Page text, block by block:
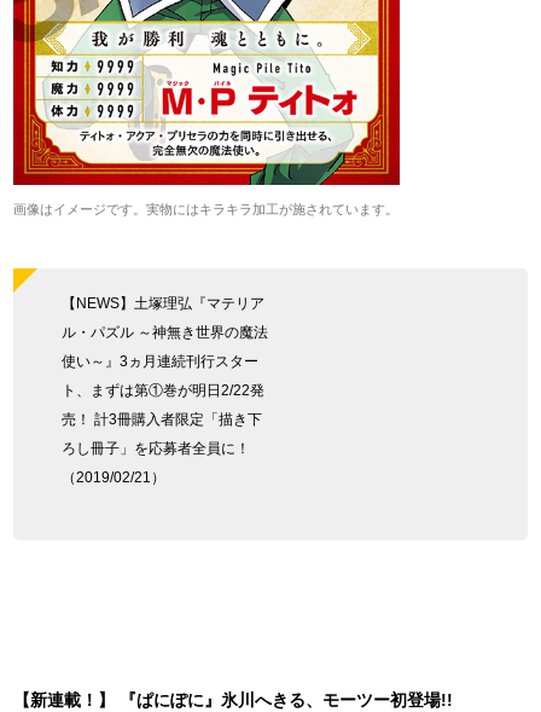
画像はイメージです。実物にはキラキラ加工が施されています。
【NEWS】土塚理弘『マテリア
ル・パズル ～神無き世界の魔法
使い～』3ヵ月連続刊行スター
ト、まずは第①巻が明日2/22発
売！ 計3冊購入者限定「描き下
ろし冊子」を応募者全員に！
（2019/02/21）
【新連載！】 『ぱにぽに』氷川へきる、モーツー初登場!!